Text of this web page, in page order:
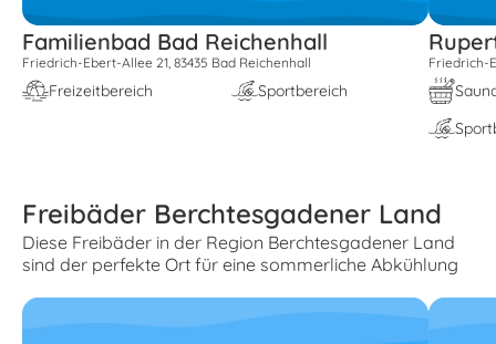
Familienbad Bad Reichenhall
Friedrich-Ebert-Allee 21, 83435 Bad Reichenhall
Freizeitbereich Sportbereich
Friedrich-
Freibäder Berchtesgadener Land
Diese Freibäder in der Region Berchtesgadener Land
sind der perfekte Ort für eine sommerliche Abkühlung